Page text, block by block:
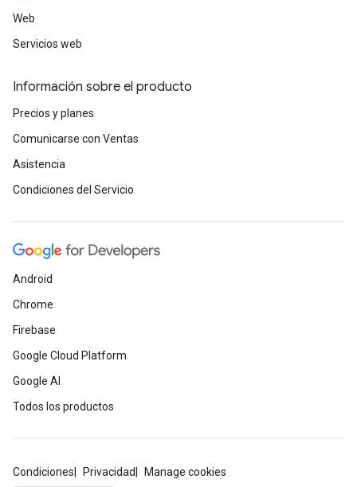
Web
Servicios web
Información sobre el producto
Precios y planes
Comunicarse con Ventas
Asistencia
Condiciones del Servicio
Android
Chrome
Firebase
Google Cloud Platform
Google AI
Todos los productos
Condiciones Privacidad Manage cookies